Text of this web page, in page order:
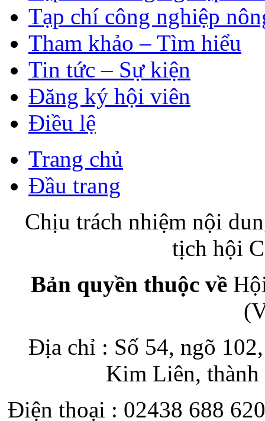
Tạp chí công nghiệp
Tham khảo – Tìm hiểu
Tin tức – Sự kiện
Đăng ký hội viên
Điều lệ
Trang chủ
Đầu trang
Chịu trách nhiệm nội
tịch hội
Bản quyền thuộc về
Địa chỉ : Số 54, ngõ
Kim Liên,
Điện thoại : 02438 688